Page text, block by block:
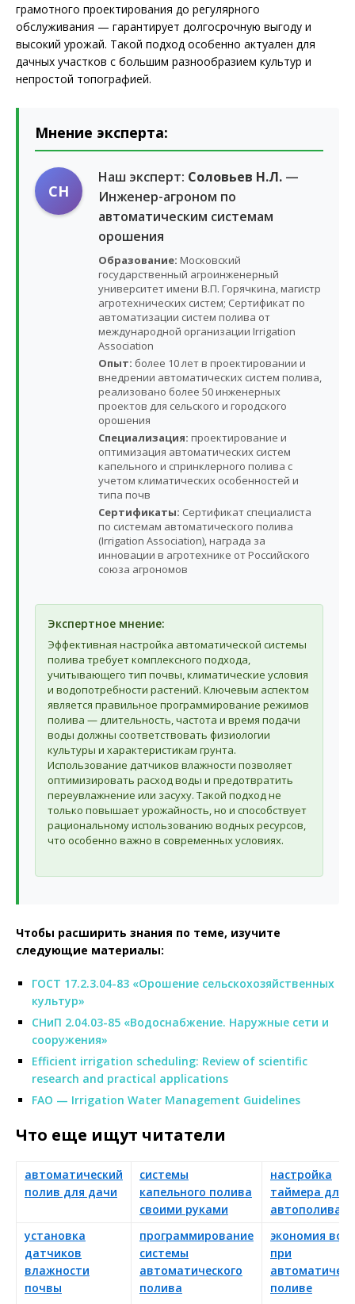
грамотного проектирования до регулярного
обслуживания — гарантирует долгосрочную выгоду и
высокий урожай. Такой подход особенно актуален для
дачных участков с большим разнообразием культур и
непростой топографией.
Мнение эксперта:
СН
Наш эксперт: Соловьев Н.Л. —
Инженер-агроном по
автоматическим системам
орошения
Образование: Московский
государственный агроинженерный
университет имени В.П. Горячкина, магистр
агротехнических систем; Сертификат по
автоматизации систем полива от
международной организации Irrigation
Association
Опыт: более 10 лет в проектировании и
внедрении автоматических систем полива,
реализовано более 50 инженерных
проектов для сельского и городского
орошения
Специализация: проектирование и
оптимизация автоматических систем
капельного и спринклерного полива с
учетом климатических особенностей и
типа почв
Сертификаты: Сертификат специалиста
по системам автоматического полива
(Irrigation Association), награда за
инновации в агротехнике от Российского
союза агрономов
Экспертное мнение:
Эффективная настройка автоматической системы
полива требует комплексного подхода,
учитывающего тип почвы, климатические условия
и водопотребности растений. Ключевым аспектом
является правильное программирование режимов
полива — длительность, частота и время подачи
воды должны соответствовать физиологии
культуры и характеристикам грунта.
Использование датчиков влажности позволяет
оптимизировать расход воды и предотвратить
переувлажнение или засуху. Такой подход не
только повышает урожайность, но и способствует
рациональному использованию водных ресурсов,
что особенно важно в современных условиях.
Чтобы расширить знания по теме, изучите
следующие материалы:
ГОСТ 17.2.3.04-83 «Орошение сельскохозяйственных
культур»
СНиП 2.04.03-85 «Водоснабжение. Наружные сети и
сооружения»
Efficient irrigation scheduling: Review of scientific
research and practical applications
FAO — Irrigation Water Management Guidelines
Что еще ищут читатели
автоматический
полив для дачи
системы
капельного полива
своими руками
настройка
таймера для
автополива
установка
датчиков
влажности
почвы
программирование
системы
автоматического
полива
экономия
при
поливе